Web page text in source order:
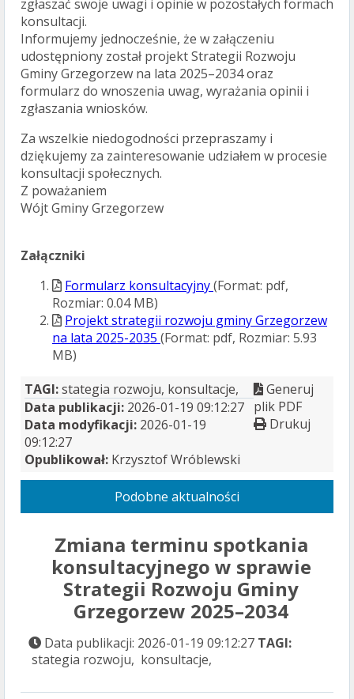
zgłaszać swoje uwagi i opinie w pozostałych formach
konsultacji.
Informujemy jednocześnie, że w załączeniu
udostępniony został projekt Strategii Rozwoju
Gminy Grzegorzew na lata 2025–2034 oraz
formularz do wnoszenia uwag, wyrażania opinii i
zgłaszania wniosków.
Za wszelkie niedogodności przepraszamy i
dziękujemy za zainteresowanie udziałem w procesie
konsultacji społecznych.
Z poważaniem
Wójt Gminy Grzegorzew
Załączniki
Formularz konsultacyjny(Format: pdf,
Rozmiar: 0.04 MB)
Projekt strategii rozwoju gminy Grzegorzew
na lata 2025-2035 (Format: pdf, Rozmiar: 5.93
MB)
TAGI:stategia rozwoju, konsultacje,
Data publikacji: 2026-01-19 09:12:27
Data modyfikacji: 2026-01-19
09:12:27
Opublikował: Krzysztof Wróblewski
Generuj
plik PDF
Drukuj
Podobne aktualności
Zmiana terminu spotkania
konsultacyjnego w sprawie
Strategii Rozwoju Gminy
Grzegorzew 2025–2034
Data publikacji: 2026-01-19 09:12:27 TAGI:
stategia rozwoju, konsultacje,